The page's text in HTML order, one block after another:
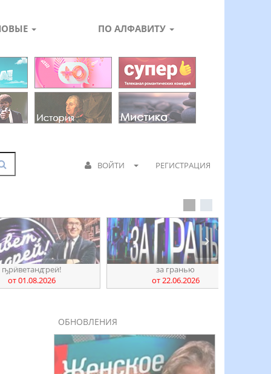
ПО АЛФАВИТУ
ВОЙТИ РЕГИСТРАЦИЯ
за гранью
от 22.06.2026
ОБНОВЛЕНИЯ